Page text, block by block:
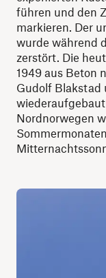
führen und den
markieren. Der
wurde während
zerstört. Die
1949 aus Beton
Gudolf Blakstad
Nordnorwegen